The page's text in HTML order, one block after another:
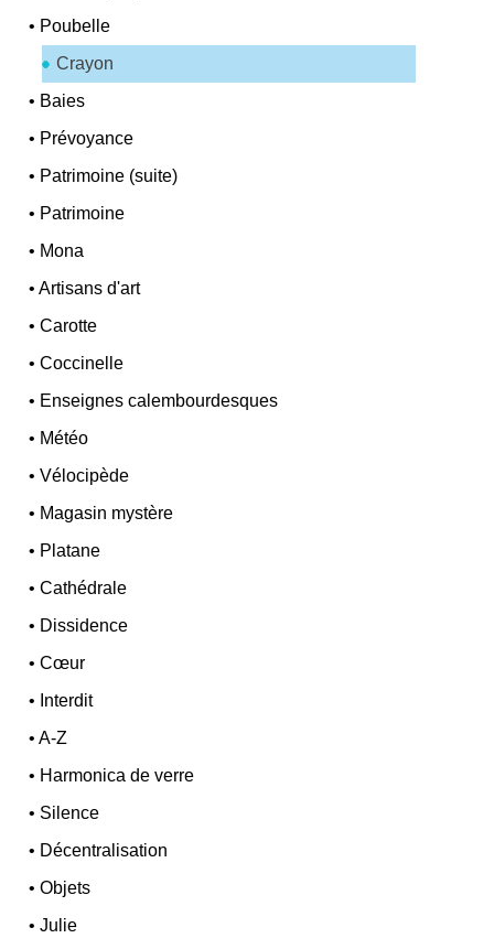
• Poubelle
Crayon
• Baies
• Prévoyance
• Patrimoine (suite)
• Patrimoine
• Mona
•Artisans d'art
•Carotte
•Coccinelle
• Enseignes calembourdesques
• Météo
•Vélocipède
• Magasin mystère
• Platane
•Cathédrale
• Dissidence
•Cœur
• Interdit
•A-Z
• Harmonica de verre
• Silence
• Décentralisation
•Objets
•Julie